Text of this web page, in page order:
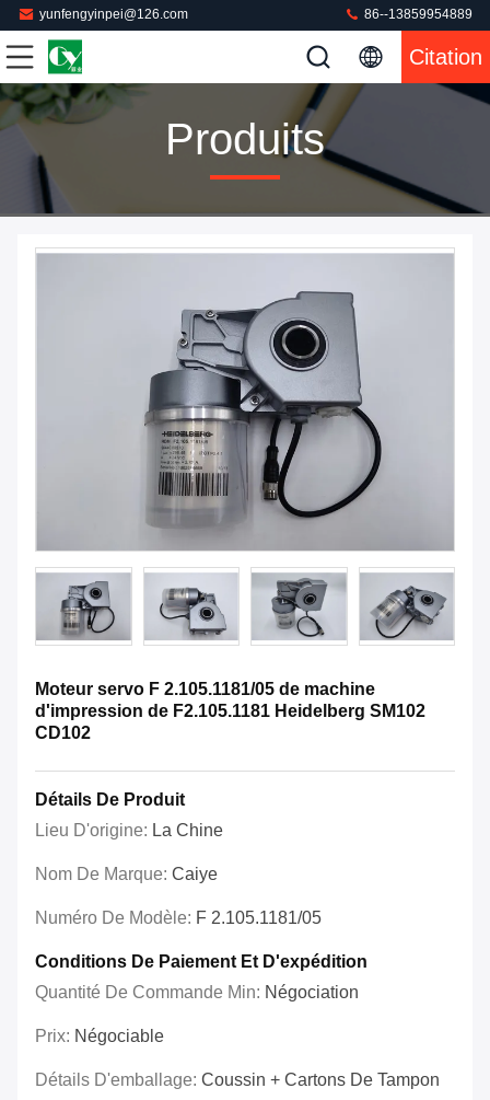
yunfengyinpei@126.com 86--13859954889
Citation
Produits
Moteur servo F 2.105.1181/05 de machine
d'impression de F2.105.1181 Heidelberg SM102
CD102
Détails De Produit
Lieu D'origine: La Chine
Nom De Marque: Caiye
Numéro De Modèle: F 2.105.1181/05
Conditions De Paiement Et D'expédition
Quantité De Commande Min: Négociation
Prix: Négociable
Détails D'emballage: Coussin + Cartons De Tampon